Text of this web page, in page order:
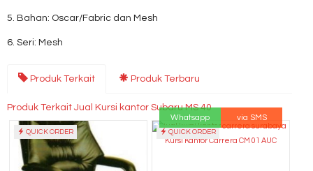
5. Bahan: Oscar/Fabric dan Mesh
6. Seri: Mesh
Produk Terkait Produk Terbaru
Produk Terkait Jual Kursi kantor Subaru MS 40
QUICK ORDER QUICK ORDER
Whatsapp via SMS
Kursi Kantor Carrera CM 01 AUC